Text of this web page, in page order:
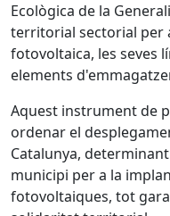
Ecològica de la
territorial sectorial per
fotovoltaica, les seves
elements
Aquest instrument de
ordenar el
Catalunya,
municipi per a la
fotovoltaiques, tot